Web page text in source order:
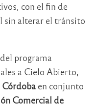
con el fin de
sin alterar el tránsito
programa
a Cielo Abierto,
en conjunto
Comercial de